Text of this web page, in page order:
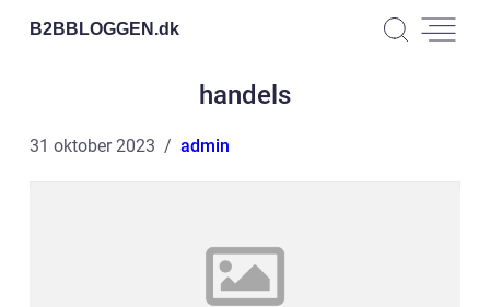
B2BBLOGGEN.dk
handels
31 oktober 2023 admin